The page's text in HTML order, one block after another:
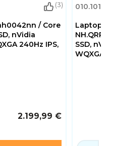
(3)
/ Core
nVidia
240Hz IPS,
2.199,99 €
Laptop
SSD,
WQXGA+